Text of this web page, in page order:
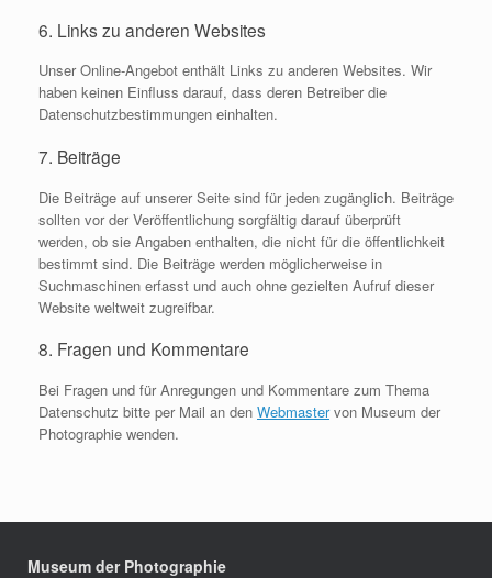
6. Links zu anderen Websites
Unser Online-Angebot enthält Links zu anderen Websites. Wir
haben keinen Einfluss darauf, dass deren Betreiber die
Datenschutzbestimmungen einhalten.
7. Beiträge
Die Beiträge auf unserer Seite sind für jeden zugänglich. Beiträge
sollten vor der Veröffentlichung sorgfältig darauf überprüft
werden, ob sie Angaben enthalten, die nicht für die öffentlichkeit
bestimmt sind. Die Beiträge werden möglicherweise in
Suchmaschinen erfasst und auch ohne gezielten Aufruf dieser
Website weltweit zugreifbar.
8. Fragen und Kommentare
Bei Fragen und für Anregungen und Kommentare zum Thema
Datenschutz bitte per Mail an den Webmastervon Museum der
Photographie wenden.
Museum der Photographie